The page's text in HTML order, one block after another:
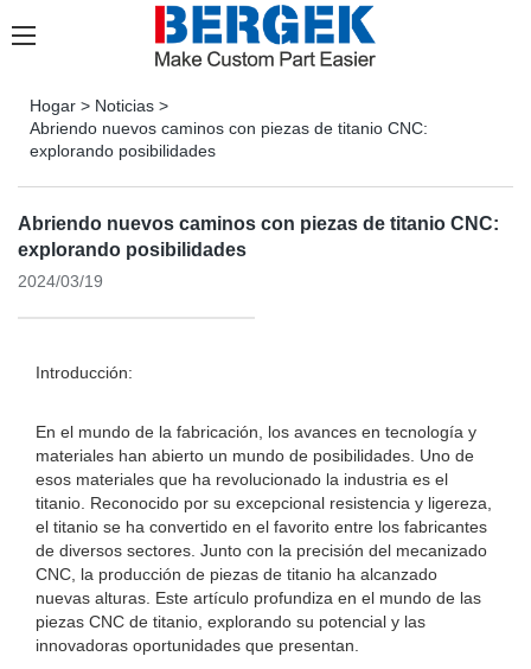
Hogar > Noticias >
Abriendo nuevos caminos con piezas de titanio CNC:
explorando posibilidades
Abriendo nuevos caminos con piezas de titanio CNC:
explorando posibilidades
2024/03/19
Introducción:
En el mundo de la fabricación, los avances en tecnología y
materiales han abierto un mundo de posibilidades. Uno de
esos materiales que ha revolucionado la industria es el
titanio. Reconocido por su excepcional resistencia y ligereza,
el titanio se ha convertido en el favorito entre los fabricantes
de diversos sectores. Junto con la precisión del mecanizado
CNC, la producción de piezas de titanio ha alcanzado
nuevas alturas. Este artículo profundiza en el mundo de las
piezas CNC de titanio, explorando su potencial y las
innovadoras oportunidades que presentan.